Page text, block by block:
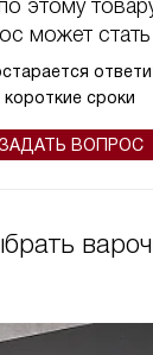
этому
может
короткие сроки
ЗАДАТЬ ВОПРОС